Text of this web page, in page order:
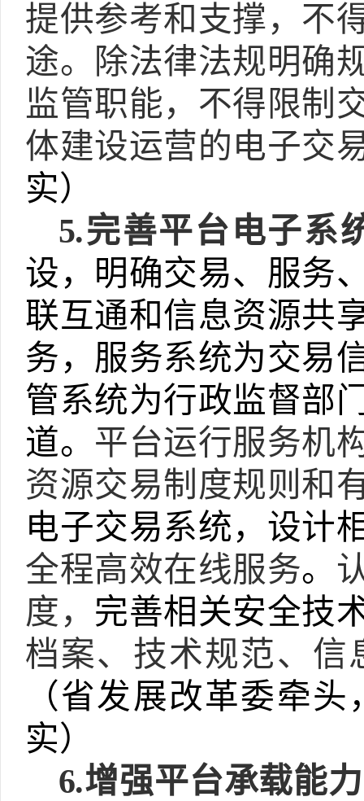
提供参考和支撑，不
途。除法律法规明确
监管职能，不得限制
体建设运营的电子交
实）
5.完善平台电子系
设，明确交易、服务
联互通和信息资源共
务，服务系统为交易
管系统为行政监督部
道。 平台运行服务机
资源交易制度规则和
电子交易系统，设计
全程高效在线服务。
度， 完善相关安全技
档案、技术规范、信
（省发展改革委牵
实）
6.增强平台承载能